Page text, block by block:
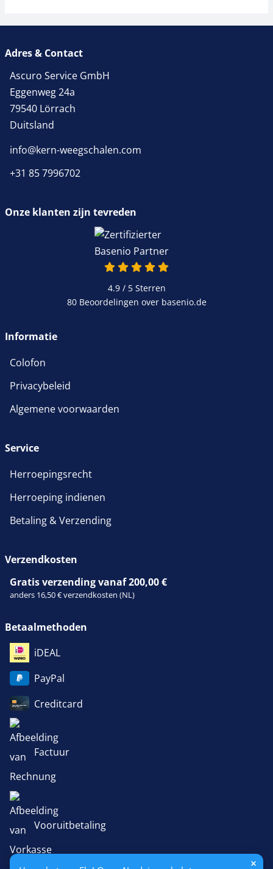
Adres & Contact
Ascuro Service GmbH
Eggenweg 24a
79540 Lörrach
Duitsland
info@kern-weegschalen.com
+31 85 7996702
Onze klanten zijn tevreden
4.9 / 5Sterren
80 Beoordelingen over basenio.de
Informatie
Colofon
Privacybeleid
Algemene voorwaarden
Service
Herroepingsrecht
Herroeping indienen
Betaling & Verzending
Verzendkosten
Gratis verzending vanaf 200,00 €
anders 16,50 € verzendkosten (NL)
Betaalmethoden
iDEAL
PayPal
Creditcard
Factuur
Vooruitbetaling